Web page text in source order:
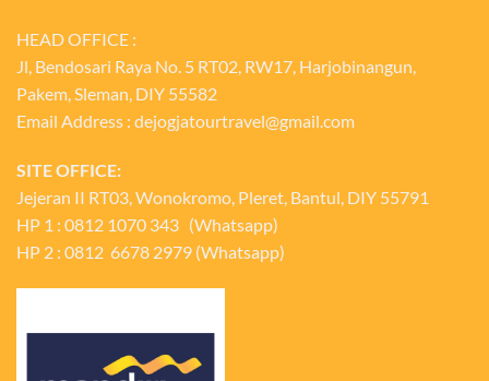
HEAD OFFICE :
Jl, Bendosari Raya No. 5 RT02, RW17, Harjobinangun,
Pakem, Sleman, DIY 55582
Email Address : dejogjatourtravel@gmail.com
SITE OFFICE:
Jejeran II RT03, Wonokromo, Pleret, Bantul, DIY 55791
HP 1 : 0812 1070 343 (Whatsapp)
HP 2 : 0812 6678 2979 (Whatsapp)